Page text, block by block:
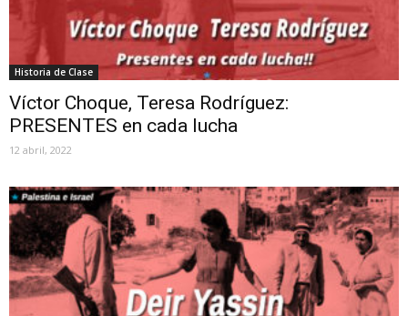
Historia de Clase
Víctor Choque, Teresa Rodríguez:
PRESENTES en cada lucha
12 abril, 2022